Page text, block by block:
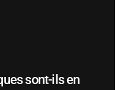
sont-ils en